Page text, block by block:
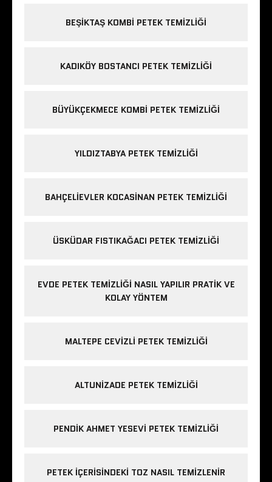
BEŞIKTAŞ KOMBI PETEK TEMIZLIĞI
KADIKÖY BOSTANCI PETEK TEMIZLIĞI
BÜYÜKÇEKMECE KOMBI PETEK TEMIZLIĞI
YILDIZTABYA PETEK TEMIZLIĞI
BAHÇELIEVLER KOCASINAN PETEK TEMIZLIĞI
ÜSKÜDAR FISTIKAĞACI PETEK TEMIZLIĞI
EVDE PETEK TEMIZLIĞI NASIL YAPILIR PRATIK VE
KOLAY YÖNTEM
MALTEPE CEVIZLI PETEK TEMIZLIĞI
ALTUNIZADE PETEK TEMIZLIĞI
PENDIK AHMET YESEVI PETEK TEMIZLIĞI
PETEK IÇERISINDEKI TOZ NASIL TEMIZLENIR